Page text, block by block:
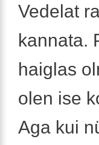
Vedelat
kannata.
haiglas
olen ise
Aga kui